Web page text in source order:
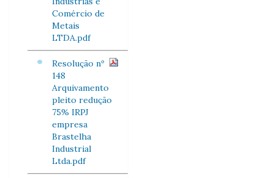
Comércio de
Metais
LTDA.pdf
Resolução nº
148
Arquivamento
pleito redução
75% IRPJ
empresa
Brastelha
Industrial
Ltda.pdf